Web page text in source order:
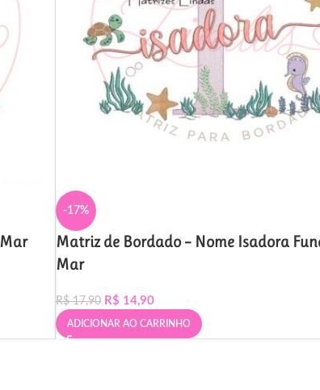
-17%
Matriz de Bordado – Nome Isadora
Mar
R$17,90 R$ 14,90
ADICIONAR AO CARRINHO